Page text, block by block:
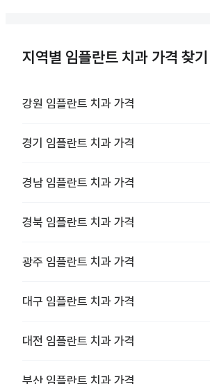
지역별 임플란트 치과 가격 찾기
강원 임플란트 치과 가격
경기 임플란트 치과 가격
경남 임플란트 치과 가격
경북 임플란트 치과 가격
광주 임플란트 치과 가격
대구 임플란트 치과 가격
대전 임플란트 치과 가격
부산 임플란트 치과 가격